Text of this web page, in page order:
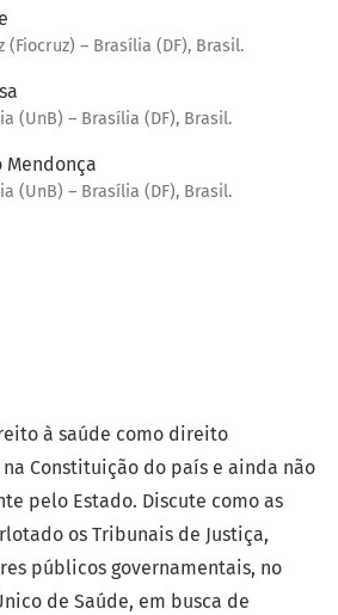
(Fiocruz) – Brasília (DF), Brasil.
(UnB) – Brasília (DF), Brasil.
Mendonça
(UnB) – Brasília (DF), Brasil.
à saúde como direito
Constituição do país e ainda não
pelo Estado. Discute como as
os Tribunais de Justiça,
públicos governamentais, no
de Saúde, em busca de